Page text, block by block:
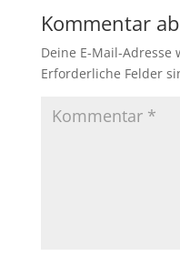
Kommentar
Deine E-Mail-
Erforderliche Felder